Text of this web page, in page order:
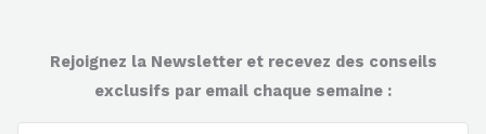
Rejoignez la Newsletter et recevez des conseils
exclusifs par email chaque semaine :